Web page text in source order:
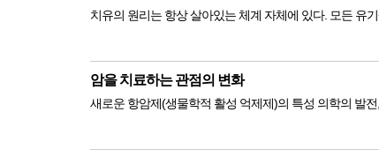
치유의 원리는 항상 살아있는 체계 자체에 있다. 모든 유
암을 치료하는 관점의 변화
새로운 항암제(생물학적 활성 억제제)의 특성 의학의 발